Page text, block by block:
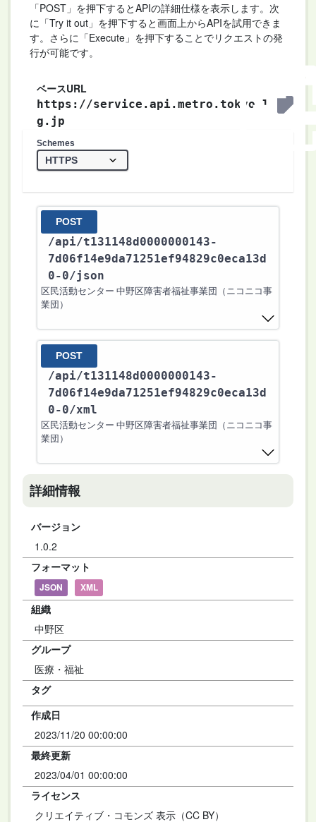
「POST」を押下するとAPIの詳細仕様を表示します。次
に「Try it out」を押下すると画面上からAPIを試用できま
す。さらに「Execute」を押下することでリクエストの発
行が可能です。
ベースURL
https://service.api.metro.tokyo.l
g.jp
Schemes
POST
/api/t131148d0000000143-
7d06f14e9da71251ef94829c0eca13d
0-0/json
区民活動センター 中野区障害者福祉事業団（ニコニコ事
業団）
POST
/api/t131148d0000000143-
7d06f14e9da71251ef94829c0eca13d
0-0/xml
区民活動センター 中野区障害者福祉事業団（ニコニコ事
業団）
詳細情報
バージョン
1.0.2
フォーマット
JSON XML
組織
中野区
グループ
医療・福祉
タグ
作成日
2023/11/20 00:00:00
最終更新
2023/04/01 00:00:00
ライセンス
クリエイティブ・コモンズ 表示（CC BY）